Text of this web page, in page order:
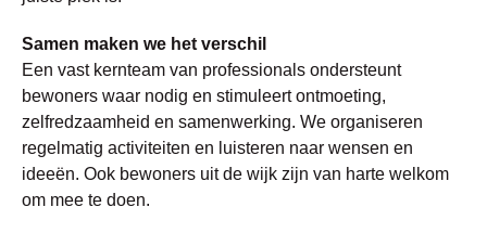
Samen maken we het verschil
Een vast kernteam van professionals ondersteunt
bewoners waar nodig en stimuleert ontmoeting,
zelfredzaamheid en samenwerking. We organiseren
regelmatig activiteiten en luisteren naar wensen en
ideeën. Ook bewoners uit de wijk zijn van harte welkom
om mee te doen.